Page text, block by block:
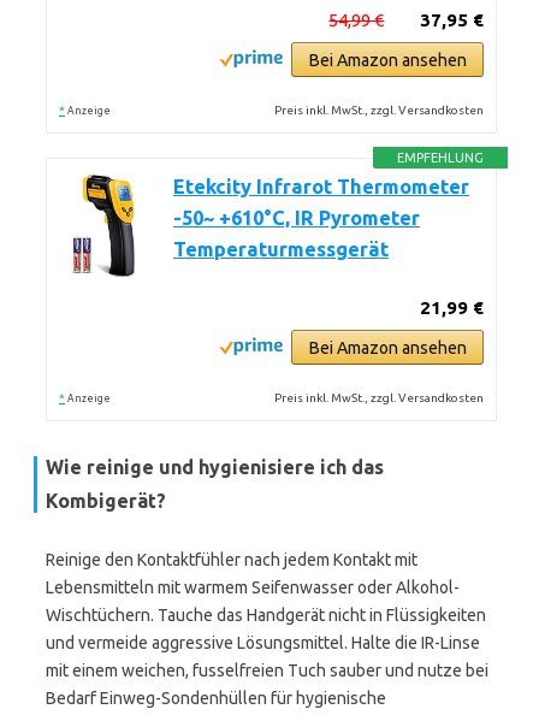
37,95 €
54,99 €
Bei Amazon ansehen
* Anzeige Preis inkl. MwSt., zzgl. Versandkosten
EMPFEHLUNG
Etekcity Infrarot Thermometer
-50~ +610°C, IR Pyrometer
Temperaturmessgerät
21,99 €
Bei Amazon ansehen
* Anzeige Preis inkl. MwSt., zzgl. Versandkosten
Wie reinige und hygienisiere ich das
Kombigerät?
Reinige den Kontaktfühler nach jedem Kontakt mit
Lebensmitteln mit warmem Seifenwasser oder Alkohol-
Wischtüchern. Tauche das Handgerät nicht in Flüssigkeiten
und vermeide aggressive Lösungsmittel. Halte die IR-Linse
mit einem weichen, fusselfreien Tuch sauber und nutze bei
Bedarf Einweg-Sondenhüllen für hygienische